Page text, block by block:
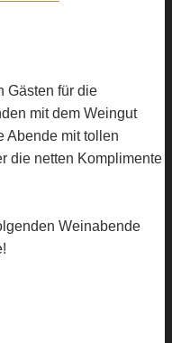
Gästen für die
mit dem Weingut
Abende mit tollen
die netten Komplimente
Weinabende